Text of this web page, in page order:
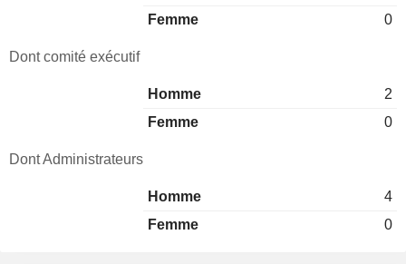
Femme
0
Dont comité exécutif
Homme
2
Femme
0
Dont Administrateurs
Homme
4
Femme
0